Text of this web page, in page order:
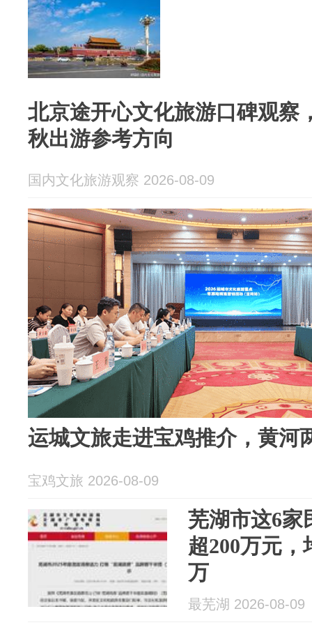
北京途开心文化旅游口碑观察
秋出游参考方向
国内文化旅游观察 2026-08-09
运城文旅走进宝鸡推介，黄河
宝鸡文旅 2026-08-09
芜湖市这6家
超200万元
万
最芜湖 2026-08-09